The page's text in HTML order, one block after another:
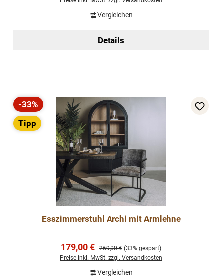
Vergleichen
Details
Rabatt
-33%
Tipp
Esszimmerstuhl Archi mit Armlehne
Verkaufspreis:
179,00 € Regulärer Preis:
269,00 € (33% gespart)
Preise inkl. MwSt. zzgl. Versandkosten
Vergleichen